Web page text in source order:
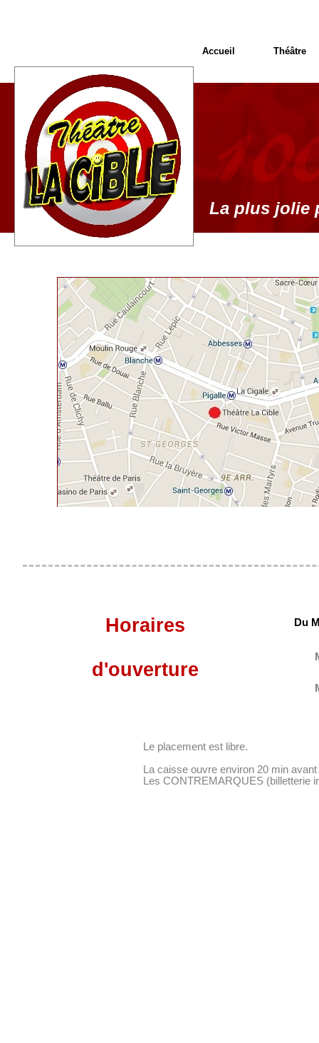
La plus jolie
Accueil Théâtre
Horaires
d'ouverture
Du
Le placement est libre.
La caisse ouvre environ 20 min
Les CONTREMARQUES (billetterie